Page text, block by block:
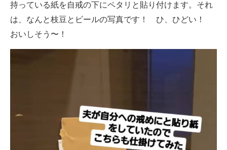
持っている紙を自戒の下にペタリと貼り付けます。それ
は、なんと枝豆とビールの写真です！ ひ、ひどい！
おいしそう〜！